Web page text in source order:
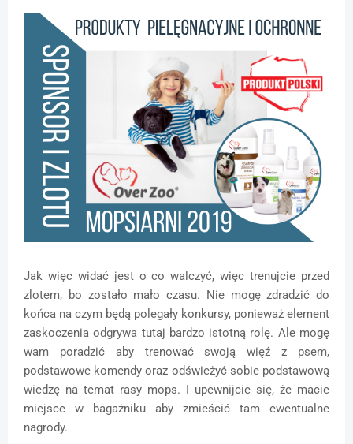
Jak więc widać jest o co walczyć, więc trenujcie przed
zlotem, bo zostało mało czasu. Nie mogę zdradzić do
końca na czym będą polegały konkursy, ponieważ element
zaskoczenia odgrywa tutaj bardzo istotną rolę. Ale mogę
wam poradzić aby trenować swoją więź z psem,
podstawowe komendy oraz odświeżyć sobie podstawową
wiedzę na temat rasy mops. I upewnijcie się, że macie
miejsce w bagażniku aby zmieścić tam ewentualne
nagrody.